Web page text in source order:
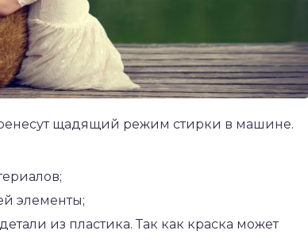
щадящий режим стирки в машине.
элементы;
из пластика. Так как краска может